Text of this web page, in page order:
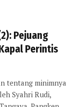
Pejuang
Perintis
tentang minimnya
Syahri Rudi,